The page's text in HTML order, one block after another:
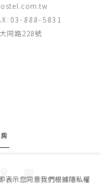
888-5831
同路228號
表示您同意我們根據隱私權